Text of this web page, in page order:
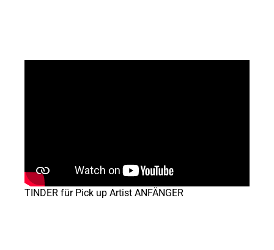
TINDER für Pick up Artist ANFÄNGER